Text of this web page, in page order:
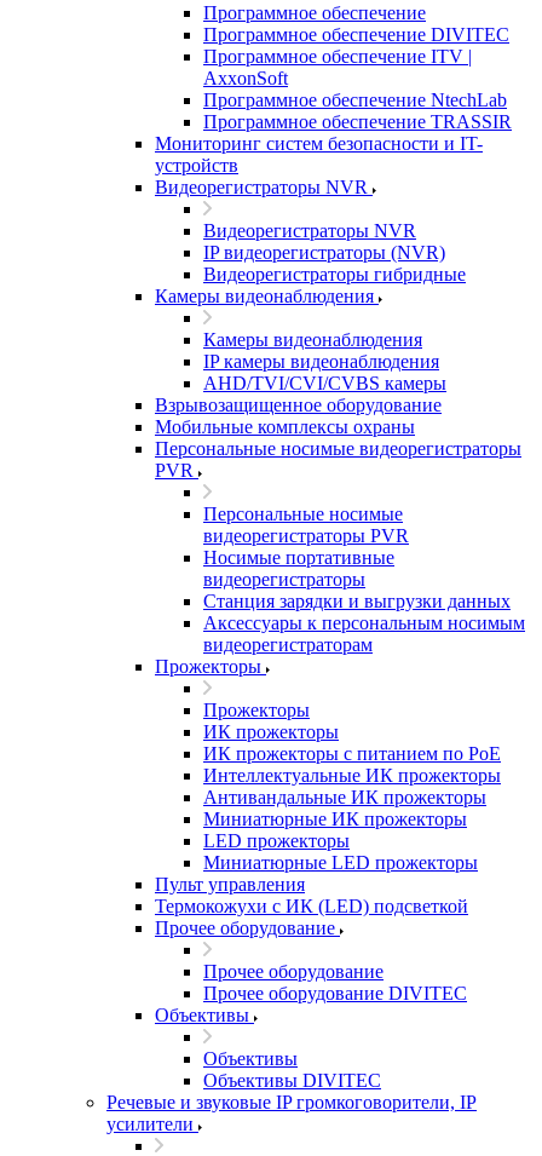
Программное обеспечение
Программное обеспечение DIVITEC
Программное обеспечение ITV |
AxxonSoft
Программное обеспечение NtechLab
Программное обеспечение TRASSIR
Мониторинг систем безопасности и IT-
устройств
Видеорегистраторы NVR
Видеорегистраторы NVR
IP видеорегистраторы (NVR)
Видеорегистраторы гибридные
Камеры видеонаблюдения
Камеры видеонаблюдения
IP камеры видеонаблюдения
AHD/TVI/CVI/CVBS камеры
Взрывозащищенное оборудование
Мобильные комплексы охраны
Персональные носимые видеорегистраторы
PVR
Персональные носимые
видеорегистраторы PVR
Носимые портативные
видеорегистраторы
Станция зарядки и выгрузки данных
Аксессуары к персональным носимым
видеорегистраторам
Прожекторы
Прожекторы
ИК прожекторы
ИК прожекторы с питанием по PoE
Интеллектуальные ИК прожекторы
Антивандальные ИК прожекторы
Миниатюрные ИК прожекторы
LED прожекторы
Миниатюрные LED прожекторы
Пульт управления
Термокожухи с ИК (LED) подсветкой
Прочее оборудование
Прочее оборудование
Прочее оборудование DIVITEC
Объективы
Объективы
Объективы DIVITEC
Речевые и звуковые IP громкоговорители, IP
усилители